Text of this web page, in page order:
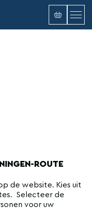
ROUTE
de website. Kies uit
Selecteer de
voor uw